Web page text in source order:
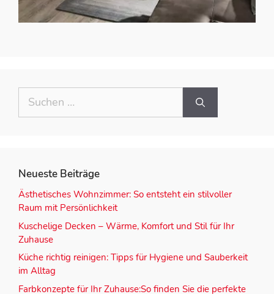
Neueste Beiträge
Ästhetisches Wohnzimmer: So entsteht ein stilvoller
Raum mit Persönlichkeit
Kuschelige Decken – Wärme, Komfort und Stil für Ihr
Zuhause
Küche richtig reinigen: Tipps für Hygiene und Sauberkeit
im Alltag
Farbkonzepte für Ihr Zuhause:So finden Sie die perfekte